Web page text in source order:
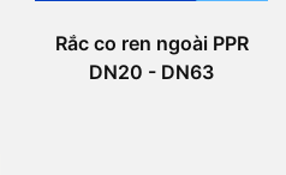
Rắc co ren ngoài PPR
DN20 - DN63